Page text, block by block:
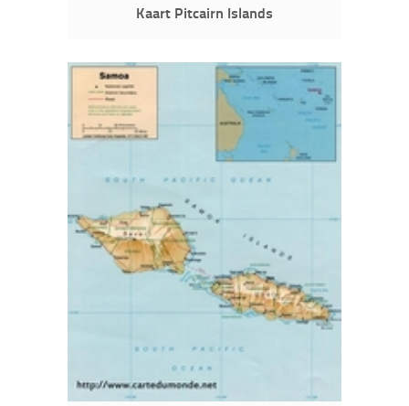
Kaart Pitcairn Islands